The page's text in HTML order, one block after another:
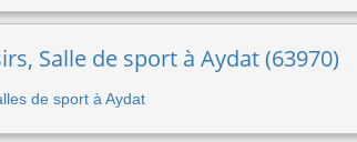
Salle de sport à Aydat (63970)
de sport à Aydat